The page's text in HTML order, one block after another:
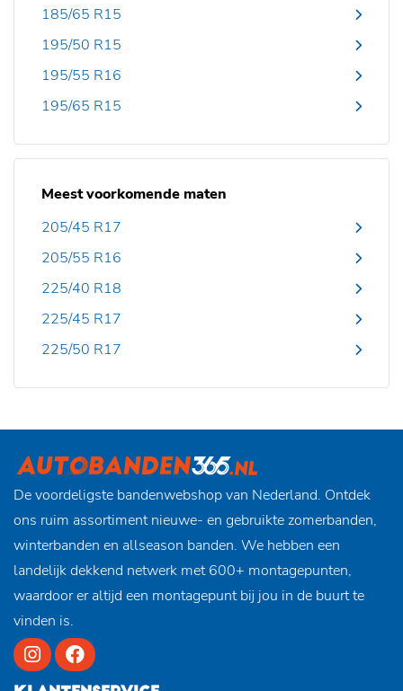
185/65 R15
195/50 R15
195/55 R16
195/65 R15
Meest voorkomende maten
205/45 R17
205/55 R16
225/40 R18
225/45 R17
225/50 R17
De voordeligste bandenwebshop van Nederland. Ontdek
ons ruim assortiment nieuwe- en gebruikte zomerbanden,
winterbanden en allseason banden. We hebben een
landelijk dekkend netwerk met 600+ montagepunten,
waardoor er altijd een montagepunt bij jou in de buurt te
vinden is.